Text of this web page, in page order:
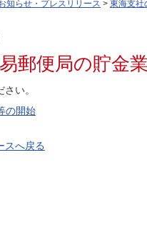
知らせ・プレスリリース > 東海支社
郵便局の貯金
い。
の開始
スへ戻る